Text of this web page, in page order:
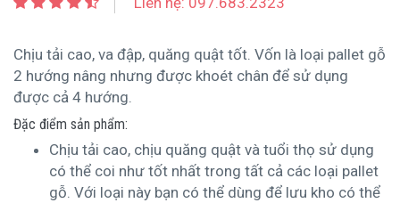
Chịu tải cao, va đập, quăng quật tốt. Vốn là loại pallet gỗ
2 hướng nâng nhưng được khoét chân để sử dụng
được cả 4 hướng.
Đặc điểm sản phẩm:
Chịu tải cao, chịu quăng quật và tuổi thọ sử dụng
có thể coi như tốt nhất trong tất cả các loại pallet
gỗ. Với loại này bạn có thể dùng để lưu kho có thể